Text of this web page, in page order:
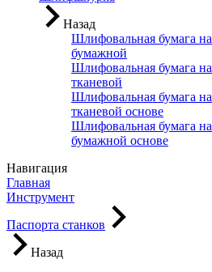
Назад
Шлифовальная бумага на
бумажной
Шлифовальная бумага на
тканевой
Шлифовальная бумага на
тканевой основе
Шлифовальная бумага на
бумажной основе
Навигация
Главная
Инструмент
Паспорта станков
Назад